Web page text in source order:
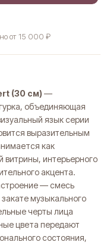
от 15 000 ₽
(30 см) —
объединяющая
язык серии
выразительным
как
витрины, интерьерного
акцента.
— смесь
музыкального
черты лица
цвета передают
состояния,